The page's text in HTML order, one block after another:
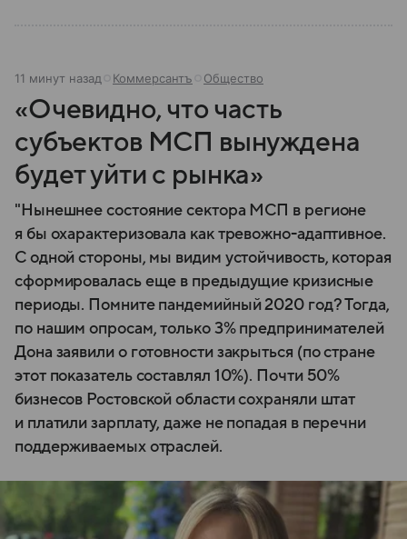
11 минут назад Коммерсантъ Общество
«Очевидно, что часть
субъектов МСП вынуждена
будет уйти с рынка»
"Нынешнее состояние сектора МСП в регионе
я бы охарактеризовала как тревожно-адаптивное.
С одной стороны, мы видим устойчивость, которая
сформировалась еще в предыдущие кризисные
периоды. Помните пандемийный 2020 год? Тогда,
по нашим опросам, только 3% предпринимателей
Дона заявили о готовности закрыться (по стране
этот показатель составлял 10%). Почти 50%
бизнесов Ростовской области сохраняли штат
и платили зарплату, даже не попадая в перечни
поддерживаемых отраслей.